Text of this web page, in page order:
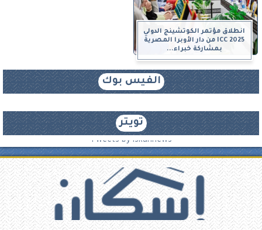
انطلاق مؤتمر الكوتشينج الدولي
ICC 2025 من دار الأوبرا المصرية
بمشاركة خبراء...
الفيس بوك
تويتر
Tweets by iskannews